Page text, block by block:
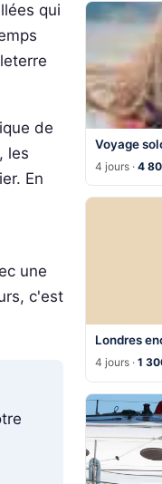
qui
de
les
En
une
c'est
Voyage
4 jours ·4
Londres
4 jours ·1